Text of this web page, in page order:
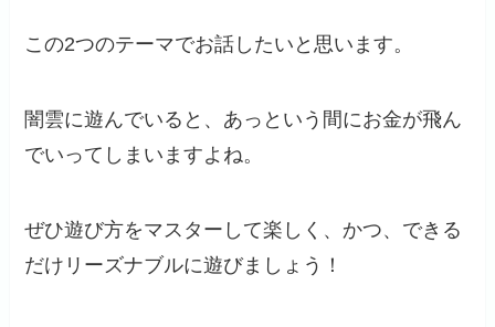
この2つのテーマでお話したいと思います。
闇雲に遊んでいると、あっという間にお金が飛ん
でいってしまいますよね。
ぜひ遊び方をマスターして楽しく、かつ、できる
だけリーズナブルに遊びましょう！